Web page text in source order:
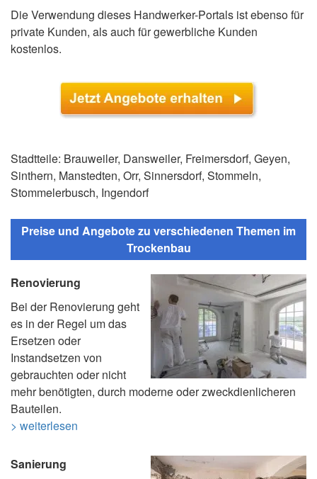
Die Verwendung dieses Handwerker-Portals ist ebenso für
private Kunden, als auch für gewerbliche Kunden
kostenlos.
Stadtteile: Brauweiler, Dansweiler, Freimersdorf, Geyen,
Sinthern, Manstedten, Orr, Sinnersdorf, Stommeln,
Stommelerbusch, Ingendorf
Preise und Angebote zu verschiedenen Themen im
Trockenbau
Renovierung
Bei der Renovierung geht
es in der Regel um das
Ersetzen oder
Instandsetzen von
gebrauchten oder nicht
mehr benötigten, durch moderne oder zweckdienlicheren
Bauteilen.
> weiterlesen
Sanierung